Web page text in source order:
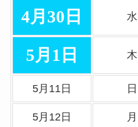
4月30日 水
5月1日 木
5月11日 日
5月12日 月